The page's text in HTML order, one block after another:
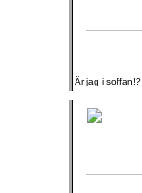
Är jag i soffan!?